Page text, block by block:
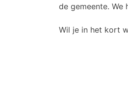
de gemeente. We
Wil je in het kort